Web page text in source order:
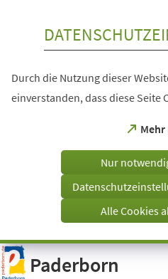
Visuelle
Assistenzsoftware
öffnen.
Durch die Nutzung dieser
einverstanden, dass diese Seite
(Öffnet
einem
Tab)
Nur
Alle Cookies
Paderborn